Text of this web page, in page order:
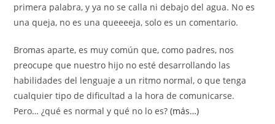
primera palabra, y ya no se calla ni debajo del agua. No es
una queja, no es una queeeeja, solo es un comentario.
Bromas aparte, es muy común que, como padres, nos
preocupe que nuestro hijo no esté desarrollando las
habilidades del lenguaje a un ritmo normal, o que tenga
cualquier tipo de dificultad a la hora de comunicarse.
Pero… ¿qué es normal y qué no lo es?(más…)